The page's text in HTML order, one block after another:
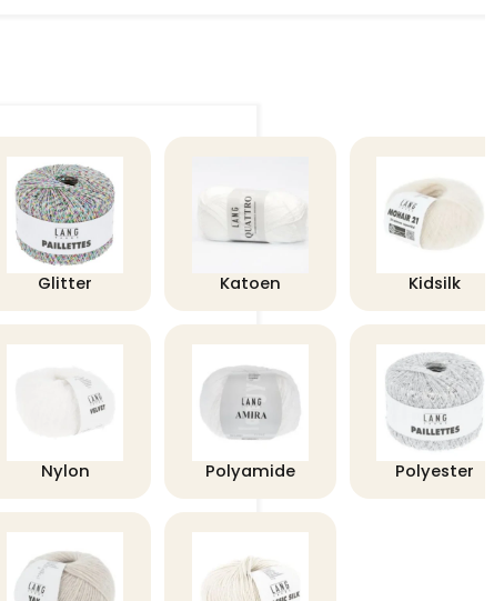
Glitter Katoen Kidsilk
Nylon Polyamide Polyester